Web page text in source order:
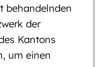
behandelnden
der
Kantons
um einen